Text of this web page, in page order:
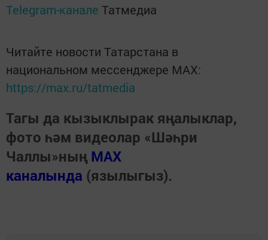
Telegram-канале Татмедиа
Читайте новости Татарстана в
национальном мессенджере MАХ:
https://max.ru/tatmedia
Тагы да кызыклырак яңалыклар,
фото һәм видеолар «Шәһри
Чаллы»ның MAX
каналында (язылыгыз).